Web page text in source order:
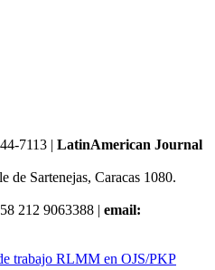
7113 | LatinAmerican Journal
de Sartenejas, Caracas 1080.
212 9063388 | email:
trabajo RLMM en OJS/PKP